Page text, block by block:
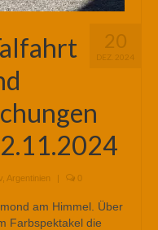
20
DEZ. 2024
Argentinien | 0
am Himmel. Über
Farbspektakel die